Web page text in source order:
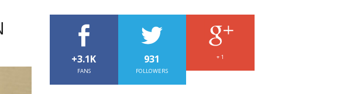
+3.1K
FANS
931
FOLLOWERS
+ 1